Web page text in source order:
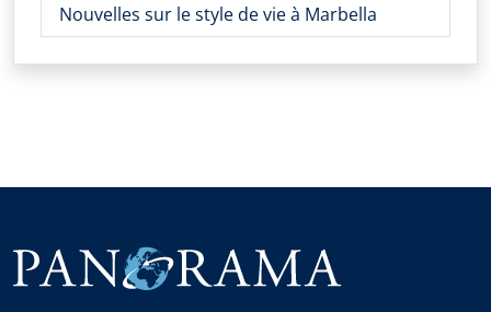
Nouvelles sur le style de vie à Marbella